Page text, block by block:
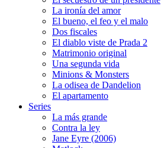
La ironía del amor
El bueno, el feo y el malo
Dos fiscales
El diablo viste de Prada 2
Matrimonio original
Una segunda vida
Minions & Monsters
La odisea de Dandelion
El apartamento
Series
La más grande
Contra la ley
Jane Eyre (2006)